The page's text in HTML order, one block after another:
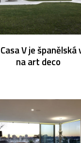
V je španělská
na art deco